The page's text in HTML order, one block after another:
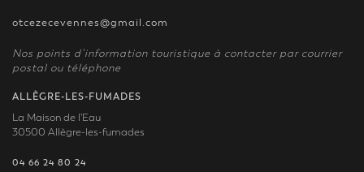
otcezecevennes@gmail.com
Nos points d’information touristique à contacter par courrier
postal ou téléphone
ALLÈGRE-LES-FUMADES
La Maison de l'Eau
30500 Allègre-les-fumades
04 66 24 80 24